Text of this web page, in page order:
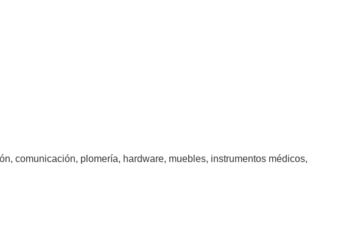
comunicación, plomería, hardware, muebles, instrumentos médicos,